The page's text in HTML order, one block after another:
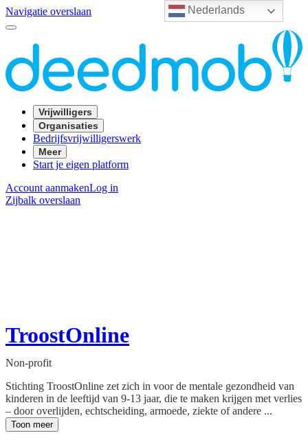
Nederlands
Navigatie overslaan
Vrijwilligers
Organisaties
Bedrijfsvrijwilligerswerk
Meer
Start je eigen platform
Account aanmakenLog in
Zijbalk overslaan
TroostOnline
Non-profit
Stichting TroostOnline zet zich in voor de mentale gezondheid van
kinderen in de leeftijd van 9-13 jaar, die te maken krijgen met verlies
– door overlijden, echtscheiding, armoede, ziekte of andere ...
Toon meer